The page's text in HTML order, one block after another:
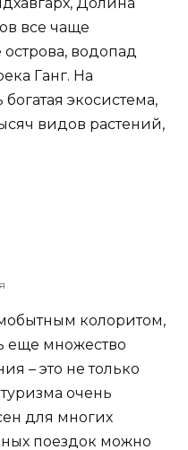
Долина
все чаще
водопад
Ганг. На
экосистема,
видов растений,
колоритом,
еще множество
– это не только
очень
для многих
поездок можно